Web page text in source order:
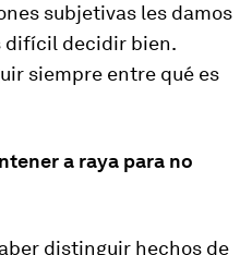
subjetivas les damos
difícil decidir bien.
siempre entre qué es
a raya para no
distinguir hechos de